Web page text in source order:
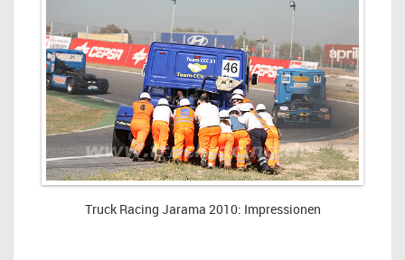
Truck Racing Jarama 2010: Impressionen